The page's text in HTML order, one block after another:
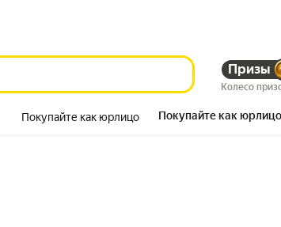
Призы
Колесо
Покупайте как юрлицо Покупайте как юрлицо